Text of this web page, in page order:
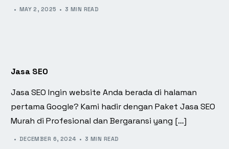
MAY 2, 2025 3 MIN READ
Jasa SEO
Jasa SEO Ingin website Anda berada di halaman
pertama Google? Kami hadir dengan Paket Jasa SEO
Murah di Profesional dan Bergaransi yang […]
DECEMBER 6, 2024 3 MIN READ